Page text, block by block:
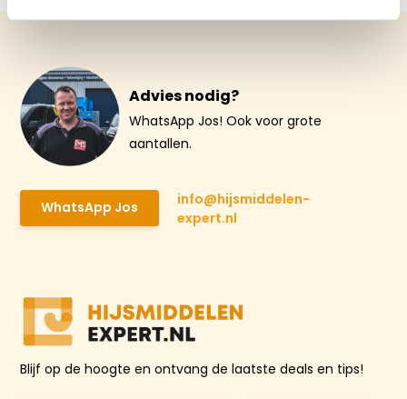
Advies nodig?
WhatsApp Jos! Ook voor grote
aantallen.
WhatsApp Jos
info@hijsmiddelen-
expert.nl
Blijf op de hoogte en ontvang de laatste deals en tips!